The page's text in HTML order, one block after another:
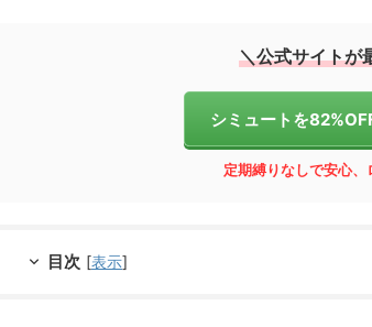
＼公式サイトが
シミュートを
定期縛りなしで安心、
目次 [表示]